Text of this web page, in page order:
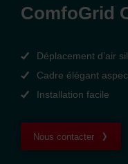
ComfoGrid
Déplacement d’air
Cadre élégant
Installation facile
Nous contacter